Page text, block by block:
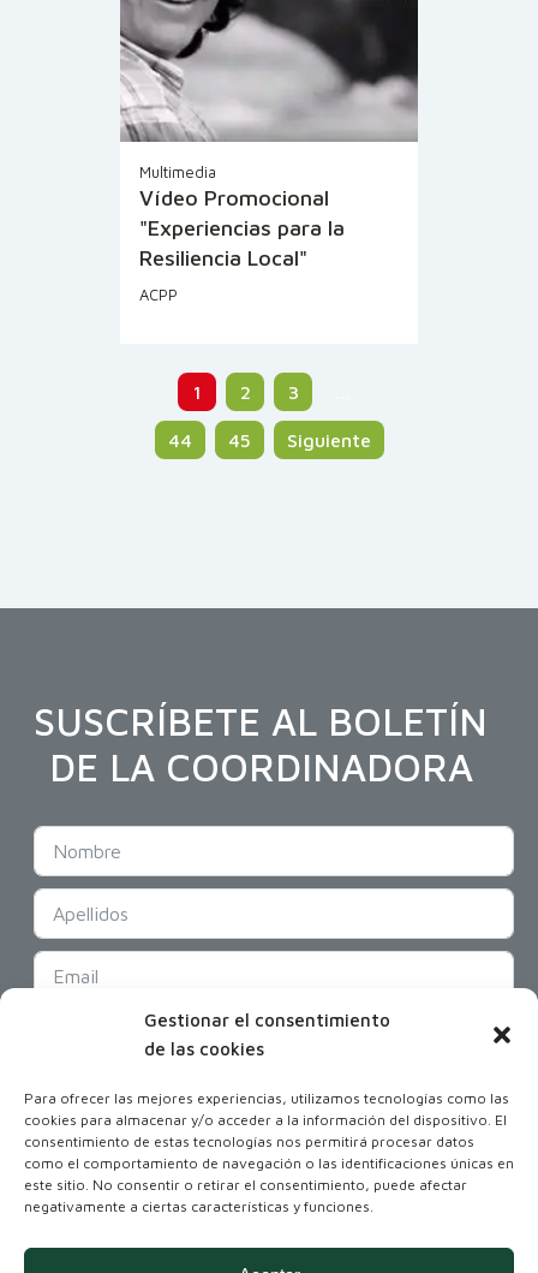
Gestionar el consentimiento
de las cookies
Para ofrecer las mejores experiencias, utilizamos tecnologías como las
cookies para almacenar y/o acceder a la información del dispositivo. El
consentimiento de estas tecnologías nos permitirá procesar datos
como el comportamiento de navegación o las identificaciones únicas en
este sitio. No consentir o retirar el consentimiento, puede afectar
negativamente a ciertas características y funciones.
Multimedia
Vídeo Promocional
"Experiencias para la
Resiliencia Local"
ACPP
1 2 3
44 45 Siguiente
SUSCRÍBETE AL BOLETÍN
DE LA COORDINADORA
SUSCRIBIR
Coordinadora Andaluza de Organizaciones